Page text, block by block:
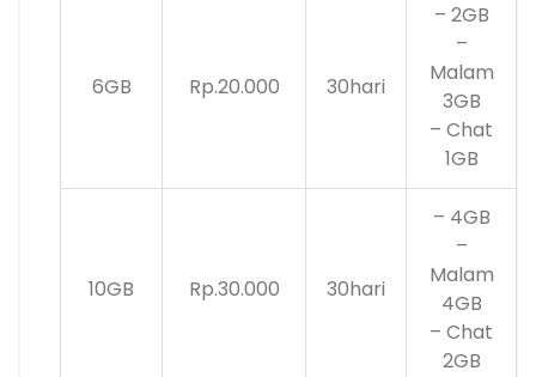
6GB Rp.20.000 30hari
– 2GB
–
Malam
3GB
– Chat
1GB
10GB Rp.30.000 30hari
– 4GB
–
Malam
4GB
– Chat
2GB